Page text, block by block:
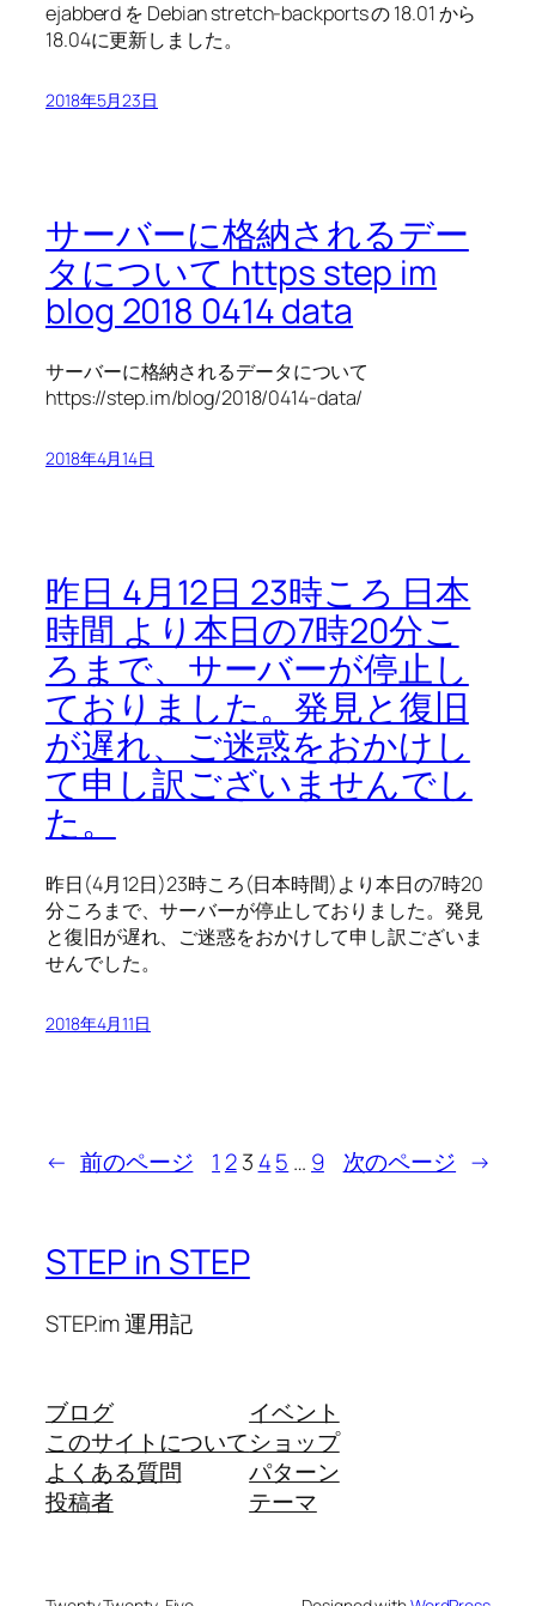
ejabberd を Debian stretch-backports の 18.01 から
18.04に更新しました。
2018年5月23日
サーバーに格納されるデー
タについて https step im
blog 2018 0414 data
サーバーに格納されるデータについて
https://step.im/blog/2018/0414-data/
2018年4月14日
昨日 4月12日 23時ころ 日本
時間 より本日の7時20分こ
ろまで、サーバーが停止し
ておりました。発見と復旧
が遅れ、ご迷惑をおかけし
て申し訳ございませんでし
た。
昨日(4月12日)23時ころ(日本時間)より本日の7時20
分ころまで、サーバーが停止しておりました。発見
と復旧が遅れ、ご迷惑をおかけして申し訳ございま
せんでした。
2018年4月11日
← 前のページ 1 23 45 … 9 次のページ →
STEP in STEP
STEP.im 運用記
ブログ
このサイトについて
よくある質問
投稿者
イベント
ショップ
パターン
テーマ